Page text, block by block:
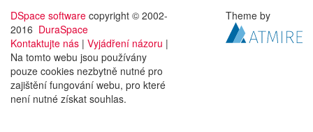
DSpace software copyright © 2002-
2016 DuraSpace
Kontaktujte nás | Vyjádření názoru |
Na tomto webu jsou používány
pouze cookies nezbytně nutné pro
zajištění fungování webu, pro které
není nutné získat souhlas.
Theme by